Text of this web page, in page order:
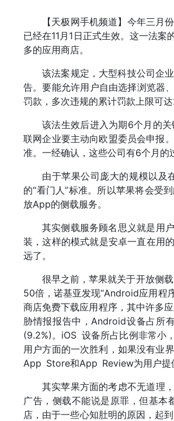
【天极网手机频道】今年三月
已经在11月1日正式生效。这一法
多的应用商店。
该法案规定，大型科技公司企
告。要能允许用户自由选择浏览器
罚款，多次违规的累计罚款上限可
该法生效后进入为期6个月的
联网企业要主动向欧盟委员会申报
准。一经确认，这些公司有6个月的
由于苹果公司庞大的规模以及
的“看门人”标准。所以苹果将会受
放App的侧载服务。
其实侧载服务顾名思义就是用
装，这样的模式就是安卓一直在用
远了。
很早之前，苹果就关于开放侧
50倍，诺基亚发现“Android应用程
商店免费下载应用程序，其中许多
胁情报报告中，Android设备占所
(9.2%)。iOS 设备所占比例非常小
用户方面的一次胜利，如果没有业
App Store和App Review为用户提
其实苹果方面的考虑不无道理
广告，侧载不能说是原罪，但基本
店，由于一些心知肚明的原因，起